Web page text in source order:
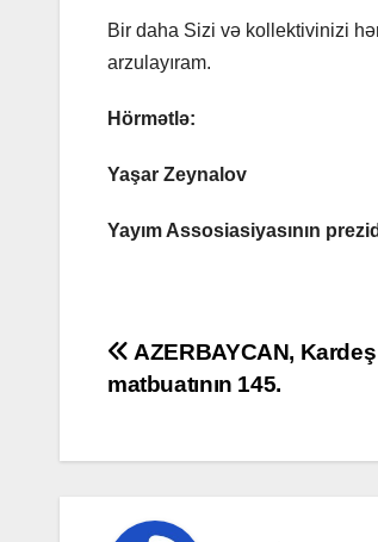
Bir daha Sizi və kollektivinizi
arzulayıram.
Hörmətlə:
Yaşar Zeynalov
Yayım Assosiasiyasının
Post
AZERBAYCAN,
matbuatının 145.